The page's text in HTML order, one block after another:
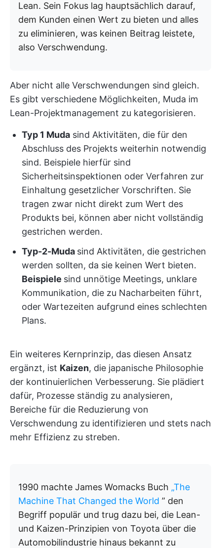
Lean. Sein Fokus lag hauptsächlich darauf,
dem Kunden einen Wert zu bieten und alles
zu eliminieren, was keinen Beitrag leistete,
also Verschwendung.
Aber nicht alle Verschwendungen sind gleich.
Es gibt verschiedene Möglichkeiten, Muda im
Lean-Projektmanagement zu kategorisieren.
Typ 1 Muda sind Aktivitäten, die für den
Abschluss des Projekts weiterhin notwendig
sind. Beispiele hierfür sind
Sicherheitsinspektionen oder Verfahren zur
Einhaltung gesetzlicher Vorschriften. Sie
tragen zwar nicht direkt zum Wert des
Produkts bei, können aber nicht vollständig
gestrichen werden.
Typ-2-Muda sind Aktivitäten, die gestrichen
werden sollten, da sie keinen Wert bieten.
Beispiele sind unnötige Meetings, unklare
Kommunikation, die zu Nacharbeiten führt,
oder Wartezeiten aufgrund eines schlechten
Plans.
Ein weiteres Kernprinzip, das diesen Ansatz
ergänzt, ist Kaizen, die japanische Philosophie
der kontinuierlichen Verbesserung. Sie plädiert
dafür, Prozesse ständig zu analysieren,
Bereiche für die Reduzierung von
Verschwendung zu identifizieren und stets nach
mehr Effizienz zu streben.
1990 machte James Womacks Buch „The
Machine That Changed the World ” den
Begriff populär und trug dazu bei, die Lean-
und Kaizen-Prinzipien von Toyota über die
Automobilindustrie hinaus bekannt zu